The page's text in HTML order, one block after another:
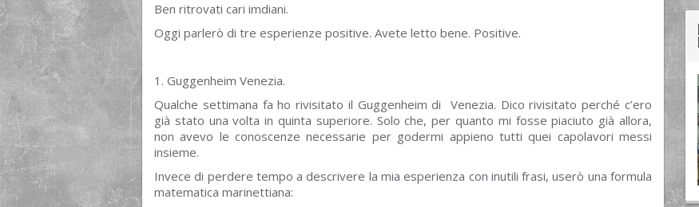
Ben ritrovati cari imdiani.
Oggi parlerò di tre esperienze positive. Avete letto bene. Positive.
1. Guggenheim Venezia.
Qualche settimana fa ho rivisitato il Guggenheim di Venezia. Dico rivisitato perché c’ero
già stato una volta in quinta superiore. Solo che, per quanto mi fosse piaciuto già allora,
non avevo le conoscenze necessarie per godermi appieno tutti quei capolavori messi
insieme.
Invece di perdere tempo a descrivere la mia esperienza con inutili frasi, userò una formula
matematica marinettiana: